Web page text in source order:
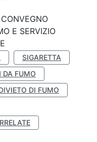
E SERVIZIO
SIGARETTA
DA FUMO
DI FUMO